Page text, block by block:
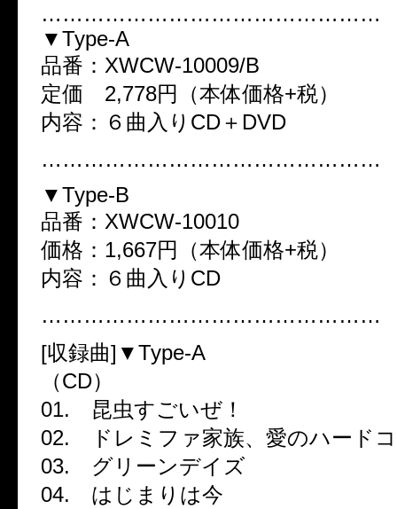
…………………………………………
▼Type-A
品番：XWCW-10009/B
定価 2,778円（本体価格+税）
内容：６曲入りCD＋DVD
…………………………………………
▼Type-B
品番：XWCW-10010
価格：1,667円（本体価格+税）
内容：６曲入りCD
…………………………………………
[収録曲]▼Type-A
（CD）
01. 昆虫すごいぜ！
02. ドレミファ家族、愛のハード
03. グリーンデイズ
04. はじまりは今